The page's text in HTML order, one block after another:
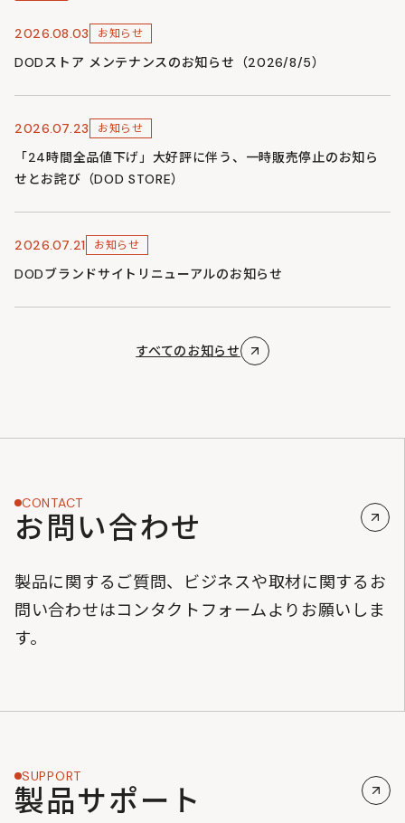
2026.08.03 お知らせ
DODストア メンテナンスのお知らせ（2026/8/5）
2026.07.23 お知らせ
「24時間全品値下げ」大好評に伴う、一時販売停止のお知ら
せとお詫び（DOD STORE）
2026.07.21 お知らせ
DODブランドサイトリニューアルのお知らせ
すべてのお知らせ
CONTACT
お問い合わせ
製品に関するご質問、ビジネスや取材に関するお
問い合わせはコンタクトフォームよりお願いしま
す。
SUPPORT
製品サポート